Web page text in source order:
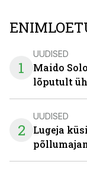
1
UUDISED
Maido
lõputult
2
UUDISED
Lugeja